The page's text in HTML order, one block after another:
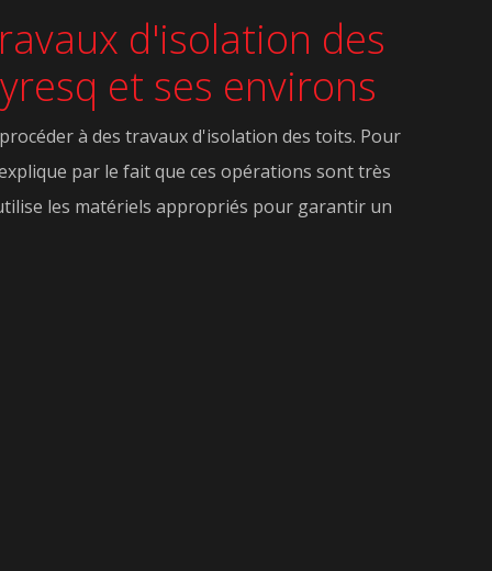
d'isolation des
et ses environs
à des travaux d'isolation des toits. Pour
par le fait que ces opérations sont très
les matériels appropriés pour garantir un